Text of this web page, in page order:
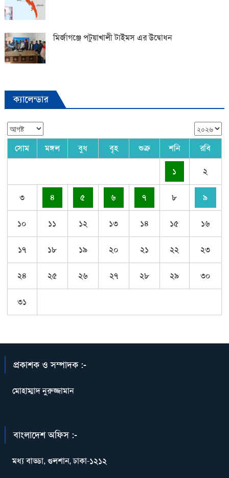
মির্জাগঞ্জে পটুয়াখালী টাইমস এর উদ্বোধন
ক্যালেন্ডার
সোম মঙ্গল বুধ বৃহ শুক্র শনি রবি
১ ২
৩ ৪ ৫ ৬ ৭ ৮ ৯
১০ ১১ ১২ ১৩ ১৪ ১৫ ১৬
১৭ ১৮ ১৯ ২০ ২১ ২২ ২৩
২৪ ২৫ ২৬ ২৭ ২৮ ২৯ ৩০
৩১
প্রকাশক ও সম্পাদক :-
মোহাম্মাদ নুরুজ্জামান
বাংলাদেশ অফিস :-
মধ্য বাড্ডা, গুলশান, ঢাকা-১২১২